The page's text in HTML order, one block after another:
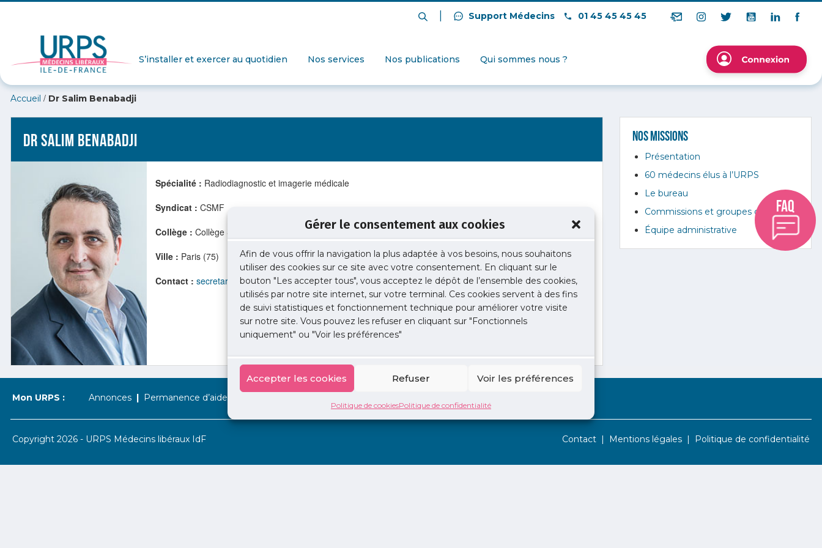
Gérer le consentement aux cookies
Afin de vous offrir la navigation la plus adaptée à vos besoins, nous souhaitons
utiliser des cookies sur ce site avec votre consentement. En cliquant sur le
bouton "Les accepter tous", vous acceptez le dépôt de l’ensemble des cookies,
utilisés par notre site internet, sur votre terminal. Ces cookies servent à des fins
de suivi statistiques et fonctionnement technique pour améliorer votre visite
sur notre site. Vous pouvez les refuser en cliquant sur "Fonctionnels
uniquement" ou "Voir les préférences"
Accepter les cookies Refuser Voir les préférences
Politique de cookiesPolitique de confidentialité
Support Médecins 01 45 45 45 45
S’installer et exercer au quotidien Nos services Nos publications Qui sommes nous ?
Accueil / Dr Salim Benabadji
Nos missions
Présentation
60 médecins élus à l’URPS
Le bureau
Commissions et groupes de travail
Équipe administrative
Dr Salim Benabadji
Spécialité : Radiodiagnostic et imagerie médicale
Syndicat : CSMF
Collège : Collège Spécialités
Ville : Paris (75)
Contact : secretariat@urps-med-idf.org
Mon URPS : Annonces Permanence d’aide à l’installation
Copyright 2026 - URPS Médecins libéraux IdF Contact Mentions légales Politique de confidentialité